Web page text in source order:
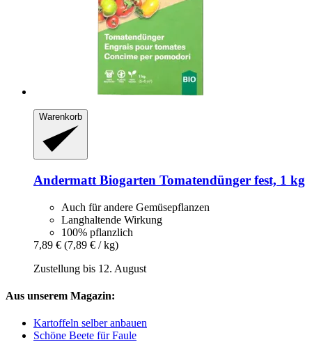
Warenkorb
Andermatt Biogarten Tomatendünger fest, 1 kg
Auch für andere Gemüsepflanzen
Langhaltende Wirkung
100% pflanzlich
7,89 € (7,89 € / kg)
Zustellung bis 12. August
Aus unserem Magazin:
Kartoffeln selber anbauen
Schöne Beete für Faule